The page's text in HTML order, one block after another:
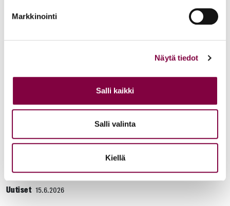
Markkinointi
Näytä tiedot
Salli kaikki
Salli valinta
Kiellä
Helsingin yliopiston ei pidä ratkaista tilakuluja
Uutiset 15.6.2026